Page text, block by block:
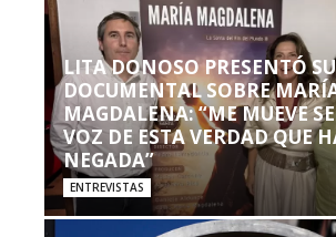
LITA DONOSO PRESENTÓ SU
DOCUMENTAL SOBRE
MAGDALENA: “ME MUEVE
VOZ DE ESTA VERDAD QUE
NEGADA”
ENTREVISTAS